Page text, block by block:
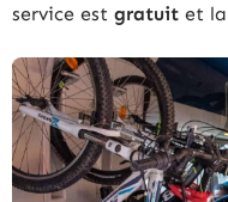
service est gratuit et la